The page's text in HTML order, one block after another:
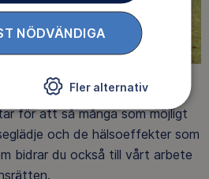
för att så många som möjligt
och de hälsoeffekter som
bidrar du också till vårt arbete
NÖDVÄNDIGA
Fler alternativ